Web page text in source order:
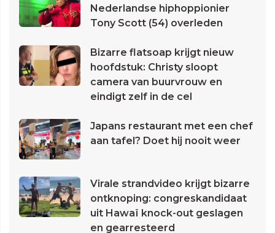
Nederlandse hiphoppionier
Tony Scott (54) overleden
Bizarre flatsoap krijgt nieuw
hoofdstuk: Christy sloopt
camera van buurvrouw en
eindigt zelf in de cel
Japans restaurant met een chef
aan tafel? Doet hij nooit weer
Virale strandvideo krijgt bizarre
ontknoping: congreskandidaat
uit Hawaï knock-out geslagen
en gearresteerd